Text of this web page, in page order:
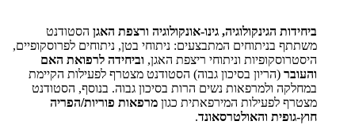
ביחידות הגינקולוגיה, גינו-אונקולוגיה ורצפת האגן הסטודנט
משתתף בניתוחים המתבצעים: ניתוחי בטן, ניתוחים לפרוסקופיים,
היסטרוסקופיות וניתוחי ריצפת האגן, וביחידה לרפואת האם
והעובר (הריון בסיכון גבוה) הסטודנט מצטרף לפעילות הקיימת
במחלקה ולמרפאות נשים הרות בסיכון גבוה. בנוסף, הסטודנט
מצטרף לפעילות המירפאתית כגון מרפאות פוריות/הפריה
חוץ-גופית והאולטרסאונד.